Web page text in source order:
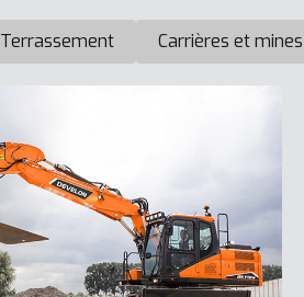
Terrassement Carrières et mines